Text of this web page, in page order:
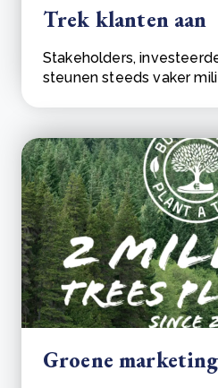
Trek klanten aan
Stakeholders,
steunen steeds vaker
Groene marketing